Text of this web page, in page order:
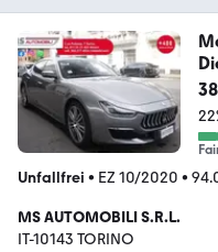
Unfallfrei • EZ 10/2020 •
MS AUTOMOBILI S.R.L.
IT-10143 TORINO